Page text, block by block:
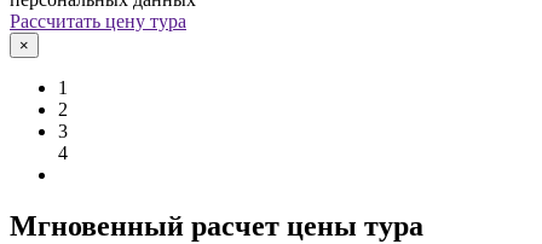
Рассчитать цену тура
×
1
2
3
4
Мгновенный расчет цены тура